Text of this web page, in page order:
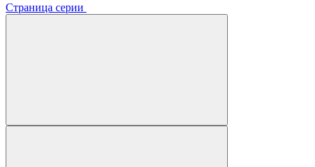
Страница серии